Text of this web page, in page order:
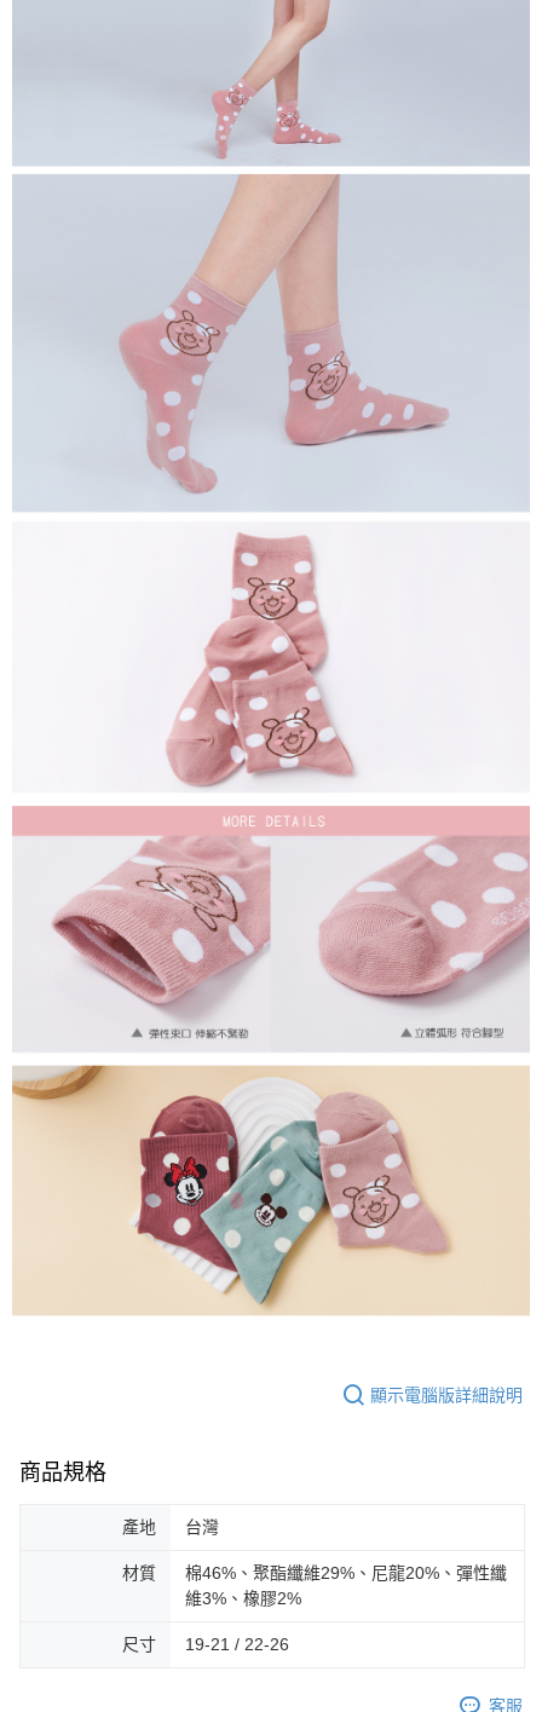
顯示電腦版詳細說明
商品規格
產地 台灣
材質
棉46%、聚酯纖維29%、尼龍20%、彈性纖
維3%、橡膠2%
尺寸 19-21 / 22-26
客服